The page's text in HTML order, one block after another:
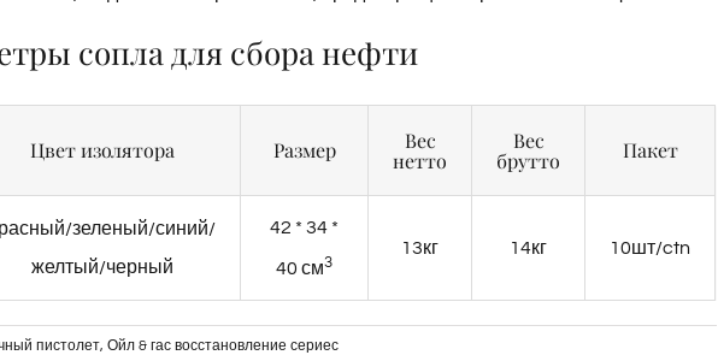
сопла для сбора нефти
Цвет изолятора Размер
Вес
нетто
Вес
брутто
Пакет
зеленый/синий/
желтый/черный
42 * 34 *
40 см3
13кг 14кг 10шт/ctn
пистолет, Ойл & гас восстановление сериес